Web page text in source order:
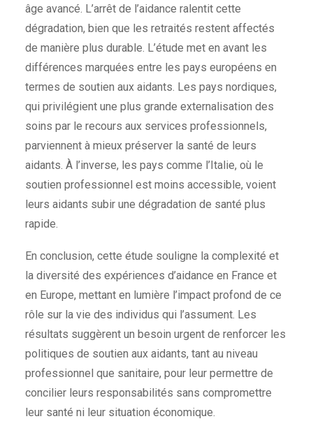
âge avancé. L’arrêt de l’aidance ralentit cette
dégradation, bien que les retraités restent affectés
de manière plus durable. L’étude met en avant les
différences marquées entre les pays européens en
termes de soutien aux aidants. Les pays nordiques,
qui privilégient une plus grande externalisation des
soins par le recours aux services professionnels,
parviennent à mieux préserver la santé de leurs
aidants. À l’inverse, les pays comme l’Italie, où le
soutien professionnel est moins accessible, voient
leurs aidants subir une dégradation de santé plus
rapide.
En conclusion, cette étude souligne la complexité et
la diversité des expériences d’aidance en France et
en Europe, mettant en lumière l’impact profond de ce
rôle sur la vie des individus qui l’assument. Les
résultats suggèrent un besoin urgent de renforcer les
politiques de soutien aux aidants, tant au niveau
professionnel que sanitaire, pour leur permettre de
concilier leurs responsabilités sans compromettre
leur santé ni leur situation économique.